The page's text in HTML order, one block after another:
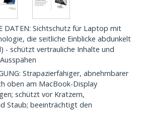
DATEN: Sichtschutz für Laptop mit
die seitliche Einblicke abdunkelt
- schützt vertrauliche Inhalte und
Strapazierfähiger, abnehmbarer
oben am MacBook-Display
schützt vor Kratzern,
Staub; beeinträchtigt den